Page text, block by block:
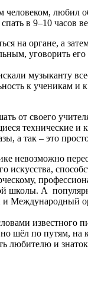
любил
в 9–10 часов
на органе, а
уговорить
музыканту
к ученикам
от своего
технические и
а так – это
невозможно
искусства,
школы. А
и Международный
известного
шёл по путям,
любителю и